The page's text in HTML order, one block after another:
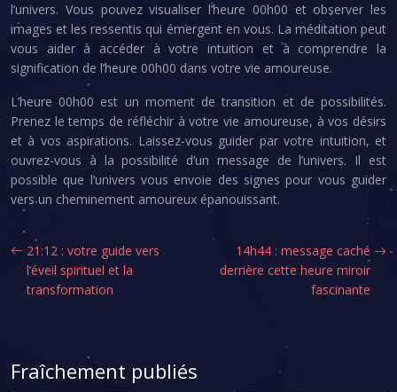
l’univers. Vous pouvez visualiser l’heure 00h00 et observer les
images et les ressentis qui émergent en vous. La méditation peut
vous aider à accéder à votre intuition et à comprendre la
signification de l’heure 00h00 dans votre vie amoureuse.
L’heure 00h00 est un moment de transition et de possibilités.
Prenez le temps de réfléchir à votre vie amoureuse, à vos désirs
et à vos aspirations. Laissez-vous guider par votre intuition, et
ouvrez-vous à la possibilité d’un message de l’univers. Il est
possible que l’univers vous envoie des signes pour vous guider
vers un cheminement amoureux épanouissant.
21:12 : votre guide vers
l’éveil spirituel et la
transformation
14h44 : message caché
derrière cette heure miroir
fascinante
Fraîchement publiés